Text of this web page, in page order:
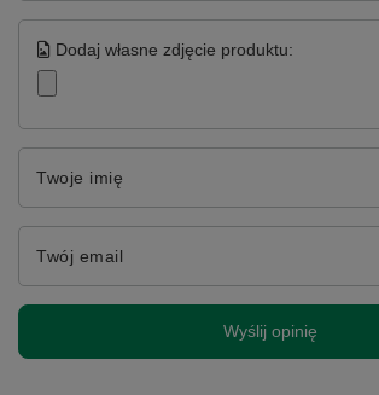
Dodaj własne zdjęcie produktu:
Twoje imię
Twój email
Wyślij opinię